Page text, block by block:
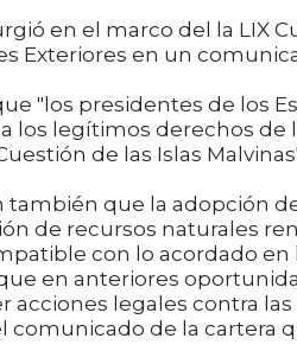
en el marco del la LIX
Exteriores en un
"los presidentes de los
los legítimos derechos
de las Islas
también que la adopción
de recursos naturales
con lo acordado en
en anteriores
legales contra
comunicado de la cartera